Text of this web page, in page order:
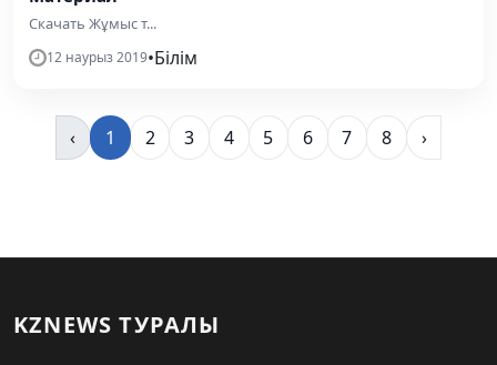
Скачать Жұмыс т...
12 наурыз 2019•Білім
‹ 1 2 3 4 5 6 7 8 ›
KZNEWS ТУРАЛЫ